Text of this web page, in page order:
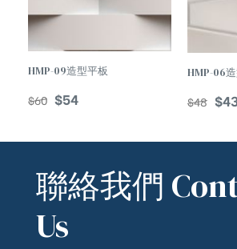
HMP-09造型平板
$60 $54
HMP-06
$48 $
聯絡我們
Us